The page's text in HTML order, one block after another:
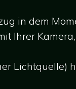
in dem
Ihrer
Lichtquelle)